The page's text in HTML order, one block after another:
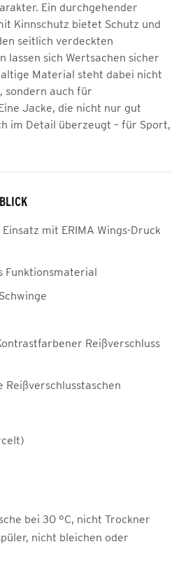
Ein durchgehender
Kinnschutz bietet Schutz und
seitlich verdeckten
lassen sich Wertsachen sicher
Material steht dabei nicht
sondern auch für
Jacke, die nicht nur gut
im Detail überzeugt – für Sport,
mit ERIMA Wings-Druck
Funktionsmaterial
Reißverschluss
Reißverschlusstaschen
bei 30 °C, nicht Trockner
nicht bleichen oder